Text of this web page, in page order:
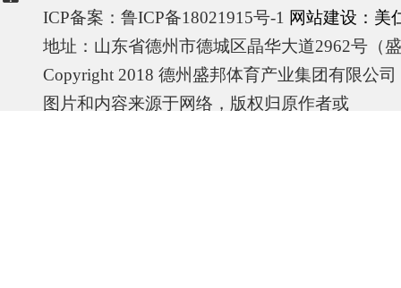
ICP备案：鲁ICP备18021915号-1 网站建设：美
地址：山东省德州市德城区晶华大道2962号（
Copyright 2018 德州盛邦体育产业集团有限公
图片和内容来源于网络，版权归原作者或